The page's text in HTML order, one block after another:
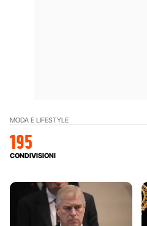
MODA E LIFESTYLE
195
CONDIVISIONI